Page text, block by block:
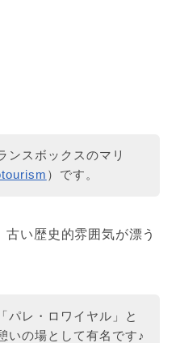
ンスボックスのマリ
）です。
い歴史的雰囲気が漂う
パレ・ロワイヤル」と
いの場として有名です♪